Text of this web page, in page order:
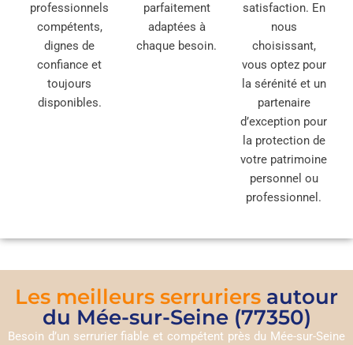
professionnels
compétents,
dignes de
confiance et
toujours
disponibles.
parfaitement
adaptées à
chaque besoin.
satisfaction. En
nous
choisissant,
vous optez pour
la sérénité et un
partenaire
d’exception pour
la protection de
votre patrimoine
personnel ou
professionnel.
Les meilleurs serruriers autour
du Mée-sur-Seine (77350)
Besoin d’un serrurier fiable et compétent près du Mée-sur-Seine